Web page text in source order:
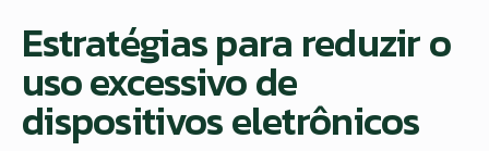
Estratégias para reduzir o
uso excessivo de
dispositivos eletrônicos